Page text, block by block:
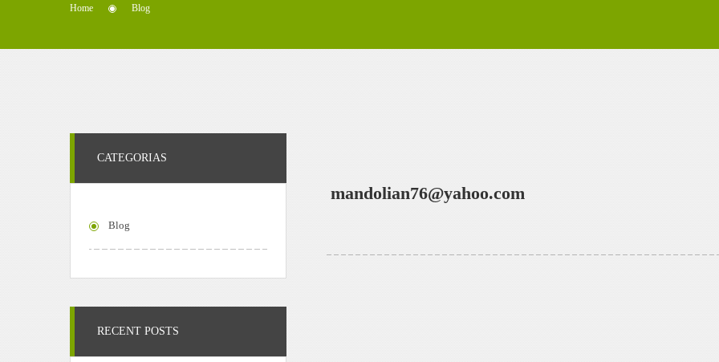
Home Blog
mandolian76@yahoo.com
CATEGORIAS
Blog
RECENT POSTS